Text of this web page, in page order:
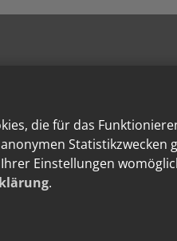
die für das
Statistikzwecken
Einstellungen
.